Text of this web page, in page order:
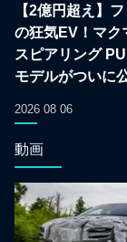
【2億円超え】
の狂気EV！マク
スピアリング
モデルがついに
2026 08 06
動画